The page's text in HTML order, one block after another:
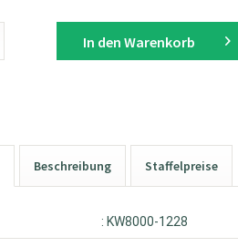
In den Warenkorb
Beschreibung Staffelpreise
: KW8000-1228